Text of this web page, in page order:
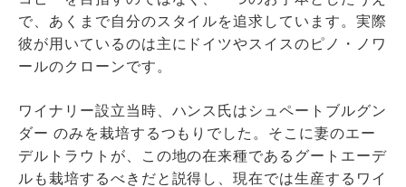
で、あくまで自分のスタイルを追求しています。実際
彼が用いているのは主にドイツやスイスのピノ・ノワ
ールのクローンです。
ワイナリー設立当時、ハンス氏はシュペートブルグン
ダー のみを栽培するつもりでした。そこに妻のエー
デルトラウトが、この地の在来種であるグートエーデ
ルも栽培するべきだと説得し、現在では生産するワイ